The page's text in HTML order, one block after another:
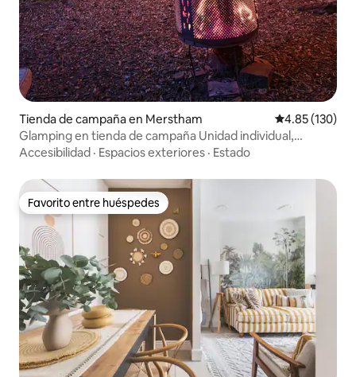
Tienda de campaña en Merstham Calificación
4.85 (130)
Glamping en tienda de campaña Unidad individual,
independiente.
Accesibilidad · Espacios exteriores · Estado
Favorito entre huéspedes
Favorito entre huéspedes